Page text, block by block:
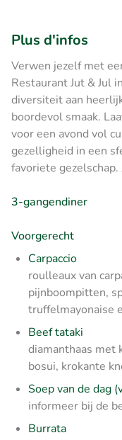
Plus d'infos
Verwen jezelf met
Restaurant Jut & Jul
diversiteit aan
boordevol smaak.
voor een avond vol
gezelligheid in een
favoriete
3-gangendiner
Voorgerecht
Carpaccio
roulleaux van
pijnboompitten,
truffelmayonaise
Beef tataki
diamanthaas met
bosui, krokante
Soep van de dag
informeer bij de
Burrata